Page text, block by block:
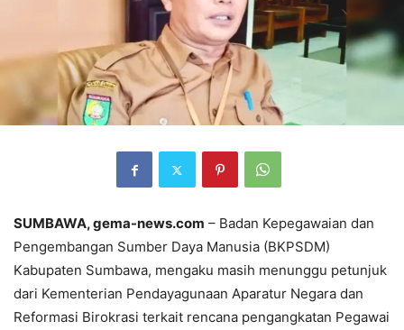
SUMBAWA, gema-news.com – Badan Kepegawaian dan
Pengembangan Sumber Daya Manusia (BKPSDM)
Kabupaten Sumbawa, mengaku masih menunggu petunjuk
dari Kementerian Pendayagunaan Aparatur Negara dan
Reformasi Birokrasi terkait rencana pengangkatan Pegawai